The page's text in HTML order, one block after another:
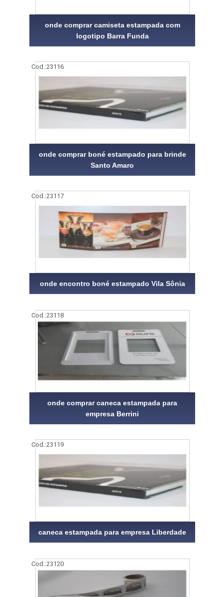
onde comprar camiseta estampada com
logotipo Barra Funda
Cod.:23116
onde comprar boné estampado para brinde
Santo Amaro
Cod.:23117
onde encontro boné estampado Vila Sônia
Cod.:23118
onde comprar caneca estampada para
empresa Berrini
Cod.:23119
caneca estampada para empresa Liberdade
Cod.:23120